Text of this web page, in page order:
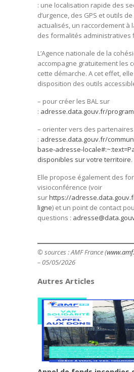
: une localisation rapide des
d’urgence, des GPS et outils
actualisés, un raccordement à
des formalités administratives
L’Agence nationale de la
accompagne gratuitement les
cette démarche. A cet effet,
disposition des outils
– pour créer les BAL sur
: adresse.data.gouv.fr/
– orienter vers des
: adresse.data.gouv.fr/
base-adresse-
disponibles sur votre territoire.
Elle propose également des
visioconférence (voir
surhttps://
ligne) et un point de contact
questions :
© sources : AMF France (
– 05/05/2026
Autres Articles